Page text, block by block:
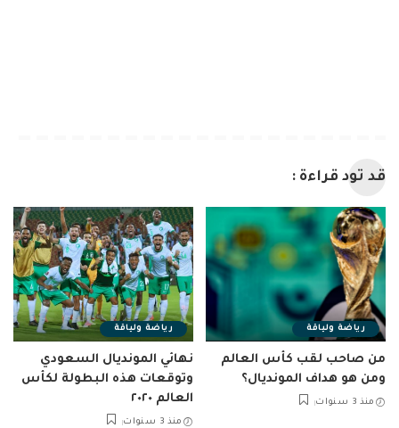
قد تود قراءة :
رياضة ولياقة
من صاحب لقب كأس العالم
ومن هو هداف المونديال؟
منذ 3 سنوات
رياضة ولياقة
نهائي المونديال السعودي
وتوقعات هذه البطولة لكأس
العالم ٢٠٢٠
منذ 3 سنوات